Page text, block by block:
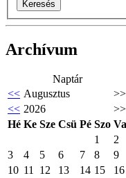
Archívum
Naptár
<< Augusztus
>>
<< 2026
>>
Hé Ke Sze Csü Pé Szo Va
1
2
3
4 5 6 7 8
9
10 11 12 13 14 15
16